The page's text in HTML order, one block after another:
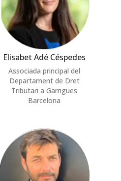
Elisabet Adé Céspedes
Associada principal del
Departament de Dret
Tributari a Garrigues
Barcelona